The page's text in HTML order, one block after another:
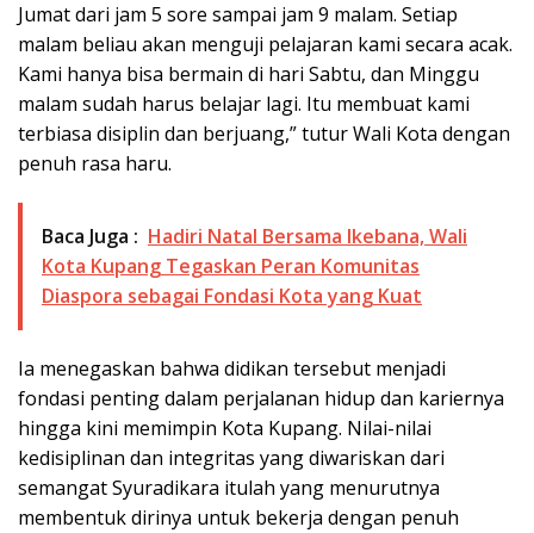
Jumat dari jam 5 sore sampai jam 9 malam. Setiap
malam beliau akan menguji pelajaran kami secara acak.
Kami hanya bisa bermain di hari Sabtu, dan Minggu
malam sudah harus belajar lagi. Itu membuat kami
terbiasa disiplin dan berjuang,” tutur Wali Kota dengan
penuh rasa haru.
Baca Juga : Hadiri Natal Bersama Ikebana, Wali
Kota Kupang Tegaskan Peran Komunitas
Diaspora sebagai Fondasi Kota yang Kuat
Ia menegaskan bahwa didikan tersebut menjadi
fondasi penting dalam perjalanan hidup dan kariernya
hingga kini memimpin Kota Kupang. Nilai-nilai
kedisiplinan dan integritas yang diwariskan dari
semangat Syuradikara itulah yang menurutnya
membentuk dirinya untuk bekerja dengan penuh